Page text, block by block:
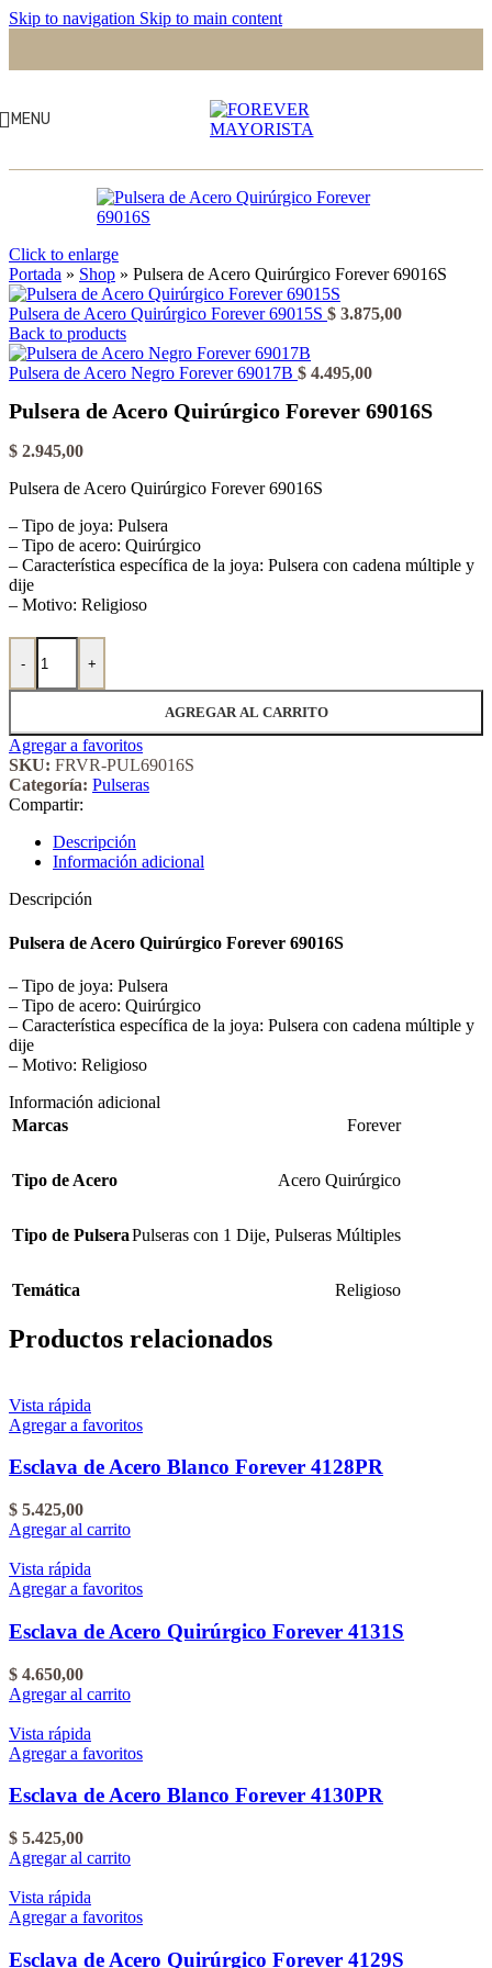
Skip to navigation Skip to main content
MENU
Click to enlarge
Portada » Shop » Pulsera de Acero Quirúrgico Forever 69016S
Pulsera de Acero Quirúrgico Forever 69015S $ 3.875,00
Back to products
Pulsera de Acero Negro Forever 69017B $ 4.495,00
Pulsera de Acero Quirúrgico Forever 69016S
$ 2.945,00
Pulsera de Acero Quirúrgico Forever 69016S
– Tipo de joya: Pulsera
– Tipo de acero: Quirúrgico
– Característica específica de la joya: Pulsera con cadena múltiple y
dije
– Motivo: Religioso
-
Pulsera de Acero Quirúrgico Forever 69016S cantidad
+
AGREGAR AL CARRITO
Agregar a favoritos
SKU: FRVR-PUL69016S
Categoría: Pulseras
Compartir:
Descripción
Información adicional
Descripción
Pulsera de Acero Quirúrgico Forever 69016S
– Tipo de joya: Pulsera
– Tipo de acero: Quirúrgico
– Característica específica de la joya: Pulsera con cadena múltiple y
dije
– Motivo: Religioso
Información adicional
Marcas
Forever
Tipo de Acero Acero Quirúrgico
Tipo de PulseraPulseras con 1 Dije, Pulseras Múltiples
Temática Religioso
Productos relacionados
Vista rápida
Agregar a favoritos
Esclava de Acero Blanco Forever 4128PR
$ 5.425,00
Agregar al carrito
Vista rápida
Agregar a favoritos
Esclava de Acero Quirúrgico Forever 4131S
$ 4.650,00
Agregar al carrito
Vista rápida
Agregar a favoritos
Esclava de Acero Blanco Forever 4130PR
$ 5.425,00
Agregar al carrito
Vista rápida
Agregar a favoritos
Esclava de Acero Quirúrgico Forever 4129S